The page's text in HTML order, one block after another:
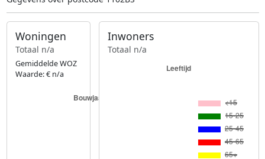
Woningen
Totaal n/a
Gemiddelde WOZ
Waarde: € n/a
Inwoners
Totaal n/a